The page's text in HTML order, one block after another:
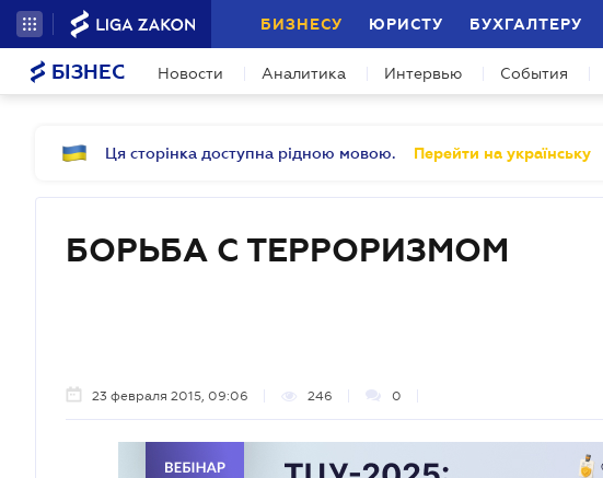
БИЗНЕСУ ЮРИСТУ БУХГАЛТЕРУ
БІЗНЕС Новости Аналитика Интервью События
Ця сторінка доступна рідною мовою. Перейти на українську
БОРЬБА С ТЕРРОРИЗМОМ
23 февраля 2015, 09:06 246 0